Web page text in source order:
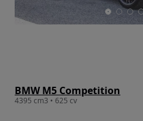
BMW M5 Competition
4395 cm3 • 625 cv